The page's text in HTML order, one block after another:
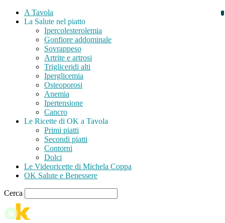
A Tavola
La Salute nel piatto
Ipercolesterolemia
Gonfiore addominale
Sovrappeso
Artrite e artrosi
Trigliceridi alti
Iperglicemia
Osteoporosi
Anemia
Ipertensione
Cancro
Le Ricette di OK a Tavola
Primi piatti
Secondi piatti
Contorni
Dolci
Le Videoricette di Michela Coppa
OK Salute e Benessere
Cerca